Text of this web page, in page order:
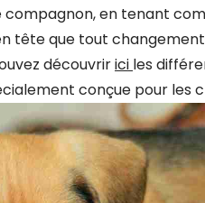
en tenant
tête que tout
découvririci les
conçue pour les